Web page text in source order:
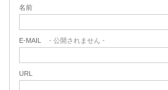
名前
E-MAIL - 公開されません -
URL